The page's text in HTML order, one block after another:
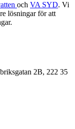
och VA SYD. Vi
lösningar för att
2B, 222 35